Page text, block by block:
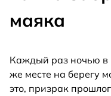
маяка
Каждый раз ночью в
же месте на берегу
это, призрак